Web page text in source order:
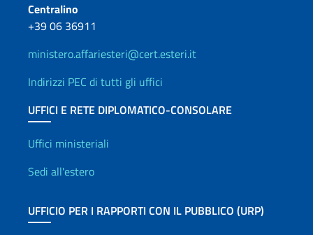
Centralino
+39 06 36911
ministero.affariesteri@cert.esteri.it
Indirizzi PEC di tutti gli uffici
UFFICI E RETE DIPLOMATICO-CONSOLARE
Uffici e Rete diplomatica
Uffici ministeriali
Sedi all'estero
UFFICIO PER I RAPPORTI CON IL PUBBLICO (URP)